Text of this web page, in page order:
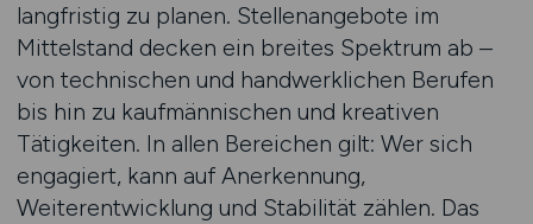
langfristig zu planen. Stellenangebote im
Mittelstand decken ein breites Spektrum ab –
von technischen und handwerklichen Berufen
bis hin zu kaufmännischen und kreativen
Tätigkeiten. In allen Bereichen gilt: Wer sich
engagiert, kann auf Anerkennung,
Weiterentwicklung und Stabilität zählen. Das